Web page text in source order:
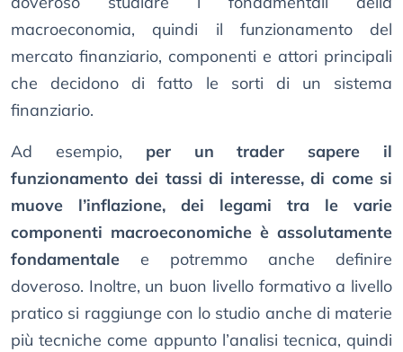
macroeconomia, quindi il funzionamento del
mercato finanziario, componenti e attori principali
che decidono di fatto le sorti di un sistema
finanziario.
Ad esempio, per un trader sapere il
funzionamento dei tassi di interesse, di come si
muove l’inflazione, dei legami tra le varie
componenti macroeconomiche è assolutamente
fondamentale e potremmo anche definire
doveroso. Inoltre, un buon livello formativo a livello
pratico si raggiunge con lo studio anche di materie
più tecniche come appunto l’analisi tecnica, quindi